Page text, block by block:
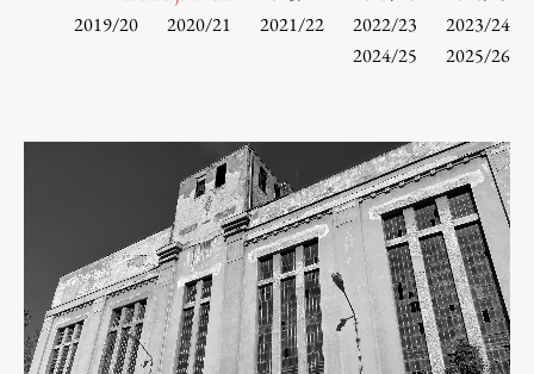
Intranet UL FA
Spletni arhiv DEPO
Študij
Predstavitev študija
Študentske informacije
2019/20
2020/21 2021/22 2022/23
2023/24
2024/25
2025/26